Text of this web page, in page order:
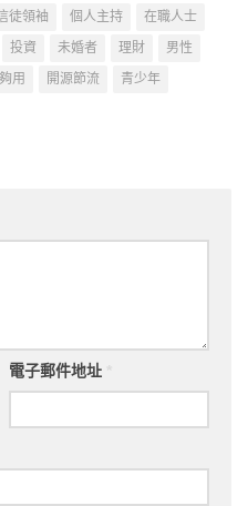
徒領袖 個人主持
在職人士
投資 未婚者 理財
男性
用 開源節流 青少年
電子郵件地址